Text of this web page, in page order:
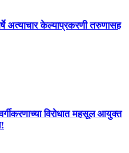
अत्याचार केल्याप्रकरणी तरुणासह
विरोधात महसूल आयुक्त